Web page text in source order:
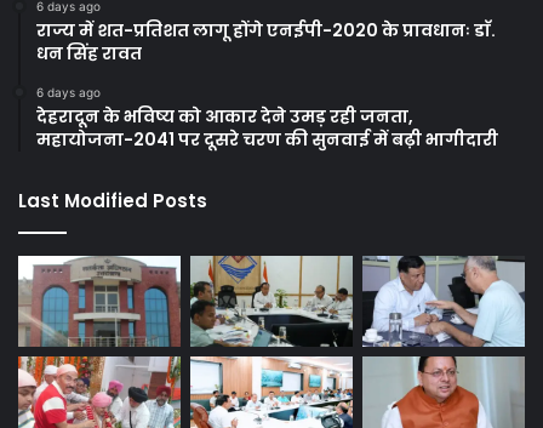
6 days ago
राज्य में शत-प्रतिशत लागू होंगे एनईपी-2020 के प्रावधानः डाॅ.
धन सिंह रावत
6 days ago
देहरादून के भविष्य को आकार देने उमड़ रही जनता,
महायोजना-2041 पर दूसरे चरण की सुनवाई में बढ़ी भागीदारी
Last Modified Posts